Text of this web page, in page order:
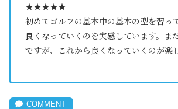
★★★★★
初めてゴルフの基本中の基本の型を習っ
良くなっていくのを実感しています。ま
ですが、これから良くなっていくのが楽